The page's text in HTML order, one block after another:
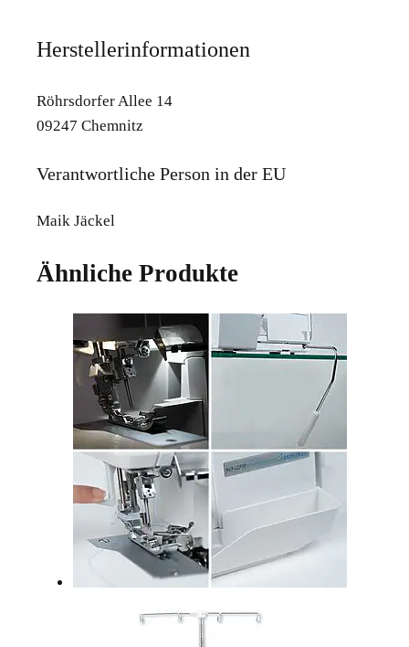
Herstellerinformationen
Röhrsdorfer Allee 14
09247 Chemnitz
Verantwortliche Person in der EU
Maik Jäckel
Ähnliche Produkte